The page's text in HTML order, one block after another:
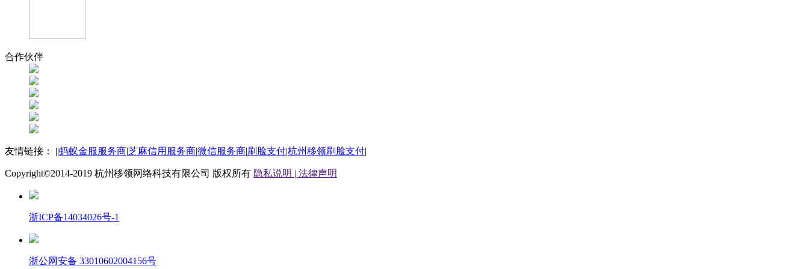
合作伙伴
友情链接： ||蚂蚁金服服务商|芝麻信用服务商|微信服务商|刷脸支付|杭州移领刷脸支付|
Copyright©2014-2019 杭州移领网络科技有限公司 版权所有 隐私说明 | 法律声明
浙ICP备14034026号-1
浙公网安备 33010602004156号